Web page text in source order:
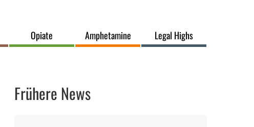
Opiate Amphetamine Legal Highs
Frühere News